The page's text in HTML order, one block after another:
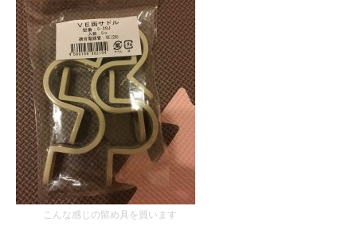
こんな感じの留め具を買います